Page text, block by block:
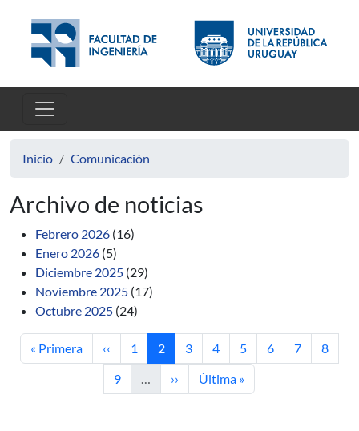
Inicio Comunicación
Archivo de noticias
Febrero 2026 (16)
Enero 2026 (5)
Diciembre 2025 (29)
Noviembre 2025 (17)
Octubre 2025 (24)
Primera página
« Primera Página anterior
‹‹ Página
1 Página actual
2 Página
3 Página
4 Página
5 Página
6 Página
7 Página
8
Página
9 … Siguiente página
›› Última página
Última »